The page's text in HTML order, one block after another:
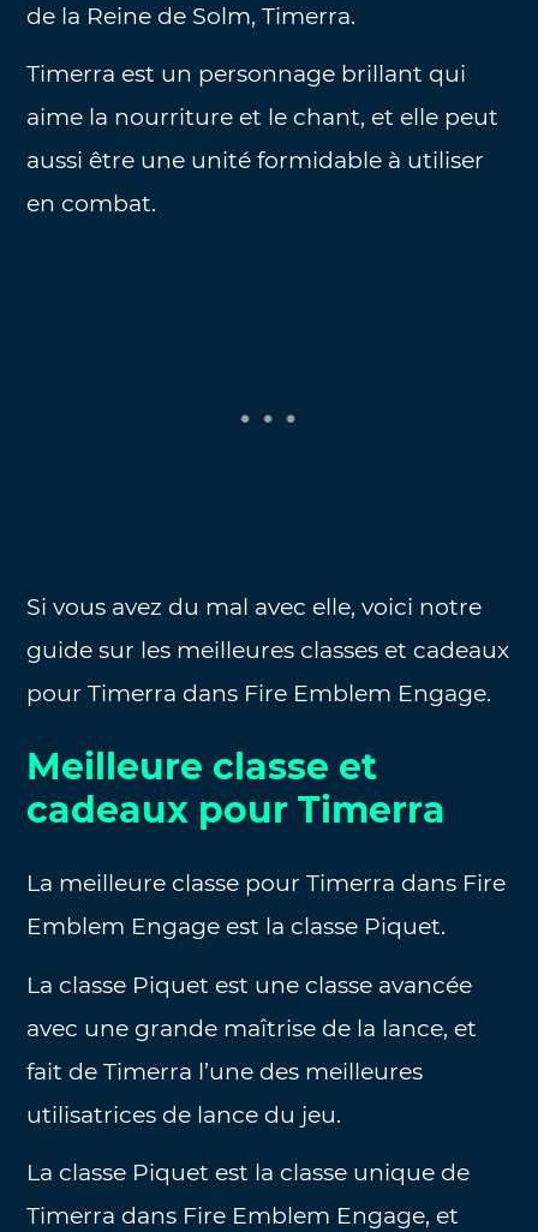
de la Reine de Solm, Timerra.
Timerra est un personnage brillant qui
aime la nourriture et le chant, et elle peut
aussi être une unité formidable à utiliser
en combat.
Si vous avez du mal avec elle, voici notre
guide sur les meilleures classes et cadeaux
pour Timerra dans Fire Emblem Engage.
Meilleure classe et
cadeaux pour Timerra
La meilleure classe pour Timerra dans Fire
Emblem Engage est la classe Piquet.
La classe Piquet est une classe avancée
avec une grande maîtrise de la lance, et
fait de Timerra l’une des meilleures
utilisatrices de lance du jeu.
La classe Piquet est la classe unique de
Timerra dans Fire Emblem Engage, et